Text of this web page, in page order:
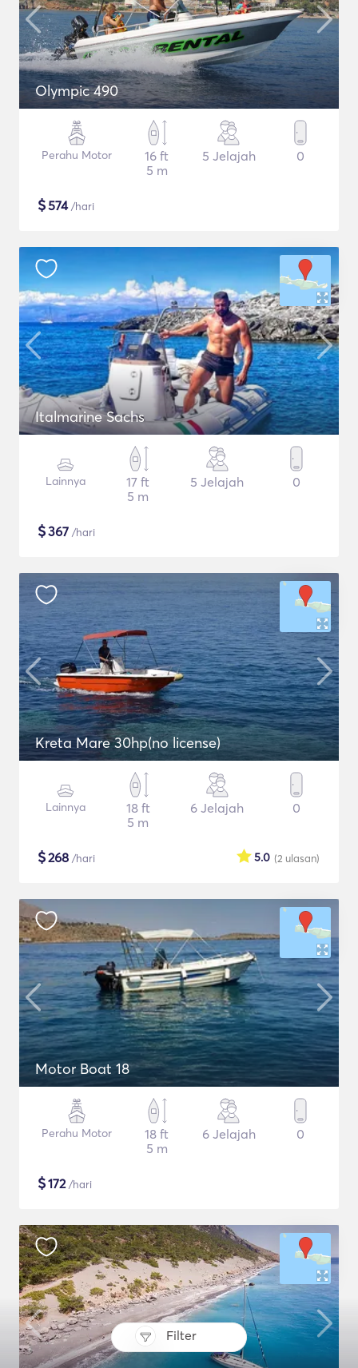
Filter
Olympic 490
Perahu Motor
16 ft
5 m
5 Jelajah 0
$574/hari
Italmarine Sachs
Lainnya
17 ft
5 m
5 Jelajah 0
$367 /hari
Kreta Mare 30hp(no license)
Lainnya
18 ft
5 m
6 Jelajah 0
$268 /hari (2 ulasan)
5.0
Motor Boat 18
Perahu Motor
18 ft
5 m
6 Jelajah 0
$172/hari